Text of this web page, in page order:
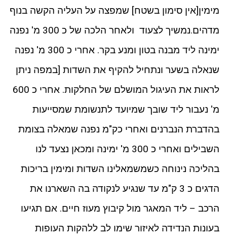
מימין[אין סימון בשטח] שמפצה על העליה הקשה בנוף
מדהים.נמשיך לצעוד ולאחר הלכה של כ 300 מ' נפנה
ימינה ליד מבנה בטון ומנע בקר. אחרי כ 300 מ' נפנה
שנאלה בשער ונתחיל להקיף את השדות [במפה ניתן
לראות את העיגול המושלם של החלקות. אחרי כ 600
מ' נעבור ליד שובך שמיועד לתנשומת שמסייעות
בהדברת הנברנים ואחרי כק"מ נפנה שמאלה בצומת
השבילים ואחרי כ 300 מ' ימינה ומכאן נצעד לנו
בהליכה נינוחה כשמשמאלינו השדות ומימין בריכות
הדגים כ 3 ק"מ עד שנגיע לנקודה בה השארנו את
הרכב – ליד המאגר מול קיבוץ מעוז חיים. אם תגיעו
בעונות הנדידה לאיזור שימו לב ללהקות העופות